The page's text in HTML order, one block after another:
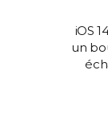
iOS
un